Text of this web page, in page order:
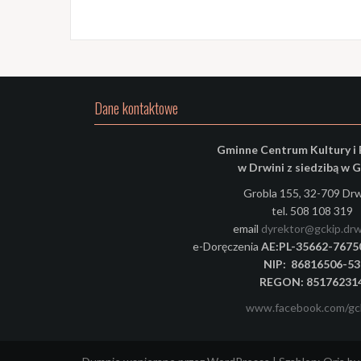
Dane kontaktowe
Gminne Centrum Kultury i
w Drwini z siedzibą w
Grobla 155, 32-709
tel. 508 108 319
email
e-Doręczenia AE:PL-35662-
NIP: 86816506-53
REGON:
www.facebook.com/